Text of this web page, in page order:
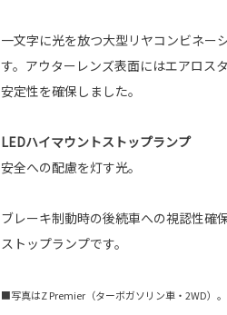
一文字に光を放つ大型リヤコンビネー
す。アウターレンズ表面にはエアロス
安定性を確保しました。
LEDハイマウントストップランプ
安全への配慮を灯す光。
ブレーキ制動時の後続車への視認性確
ストップランプです。
■写真はZ Premier（ターボガソリン車・2WD）。